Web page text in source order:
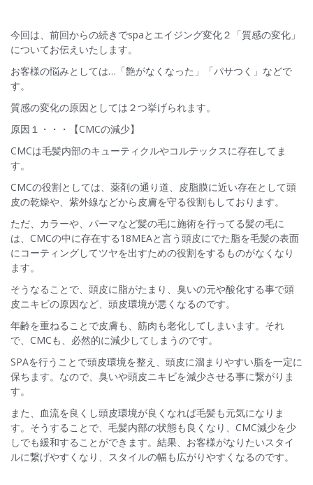
今回は、前回からの続きでspaとエイジング変化２「質感の変化」
についてお伝えいたします。
お客様の悩みとしては…「艶がなくなった」「パサつく」などで
す。
質感の変化の原因としては２つ挙げられます。
原因１・・・【CMCの減少】
CMCは毛髪内部のキューティクルやコルテックスに存在してま
す。
CMCの役割としては、薬剤の通り道、皮脂膜に近い存在として頭
皮の乾燥や、紫外線などから皮膚を守る役割もしております。
ただ、カラーや、パーマなど髪の毛に施術を行ってる髪の毛に
は、CMCの中に存在する18MEAと言う頭皮にでた脂を毛髪の表面
にコーティングしてツヤを出すための役割をするものがなくなり
ます。
そうなることで、頭皮に脂がたまり、臭いの元や酸化する事で頭
皮ニキビの原因など、頭皮環境が悪くなるのです。
年齢を重ねることで皮膚も、筋肉も老化してしまいます。それ
で、CMCも、必然的に減少してしまうのです。
SPAを行うことで頭皮環境を整え、頭皮に溜まりやすい脂を一定に
保ちます。なので、臭いや頭皮ニキビを減少させる事に繋がりま
す。
また、血流を良くし頭皮環境が良くなれば毛髪も元気になりま
す。そうすることで、毛髪内部の状態も良くなり、CMC減少を少
しでも緩和することができます。結果、お客様がなりたいスタイ
ルに繋げやすくなり、スタイルの幅も広がりやすくなるのです。